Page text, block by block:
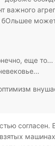
важного
еще то...
согласен.